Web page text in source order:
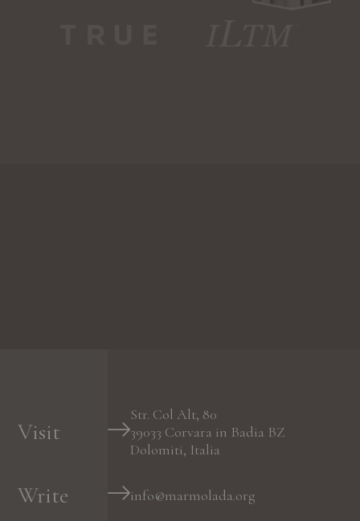
Visit
Str. Col Alt, 80
39033 Corvara in Badia BZ
Dolomiti, Italia
Write info@marmolada.org